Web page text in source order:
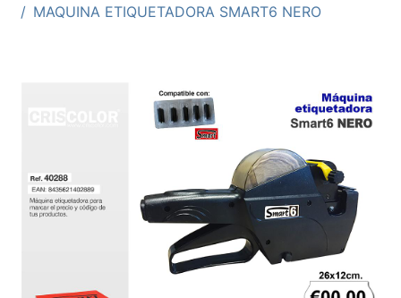
MAQUINA ETIQUETADORA SMART6 NERO